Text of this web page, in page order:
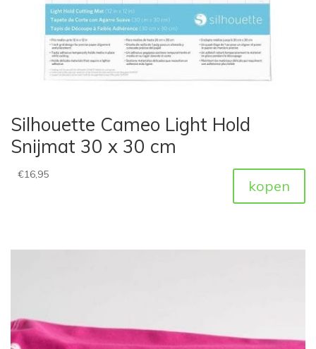
Silhouette Cameo Light Hold
Snijmat 30 x 30 cm
€16,95
kopen